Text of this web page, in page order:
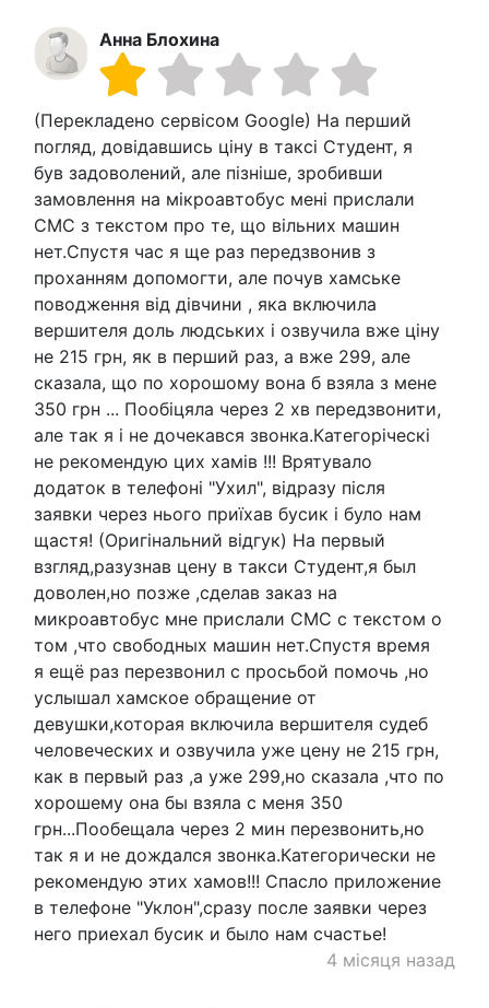
Анна Блохина
(Перекладено сервісом Google) На перший
погляд, довідавшись ціну в таксі Студент, я
був задоволений, але пізніше, зробивши
замовлення на мікроавтобус мені прислали
СМС з текстом про те, що вільних машин
нет.Спустя час я ще раз передзвонив з
проханням допомогти, але почув хамське
поводження від дівчини , яка включила
вершителя доль людських і озвучила вже ціну
не 215 грн, як в перший раз, а вже 299, але
сказала, що по хорошому вона б взяла з мене
350 грн ... Пообіцяла через 2 хв передзвонити,
але так я і не дочекався звонка.Категоріческі
не рекомендую цих хамів !!! Врятувало
додаток в телефоні "Ухил", відразу після
заявки через нього приїхав бусик і було нам
щастя! (Оригінальний відгук) На первый
взгляд,разузнав цену в такси Студент,я был
доволен,но позже ,сделав заказ на
микроавтобус мне прислали СМС с текстом о
том ,что свободных машин нет.Спустя время
я ещё раз перезвонил с просьбой помочь ,но
услышал хамское обращение от
девушки,которая включила вершителя судеб
человеческих и озвучила уже цену не 215 грн,
как в первый раз ,а уже 299,но сказала ,что по
хорошему она бы взяла с меня 350
грн...Пообещала через 2 мин перезвонить,но
так я и не дождался звонка.Категорически не
рекомендую этих хамов!!! Спасло приложение
в телефоне "Уклон",сразу после заявки через
него приехал бусик и было нам счастье!
4 місяця назад